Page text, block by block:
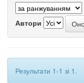
Автори
Результати 1-1 зі 1.